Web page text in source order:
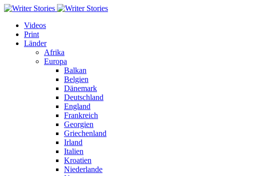
Videos
Print
Länder
Afrika
Europa
Balkan
Belgien
Dänemark
Deutschland
England
Frankreich
Georgien
Griechenland
Irland
Italien
Kroatien
Niederlande